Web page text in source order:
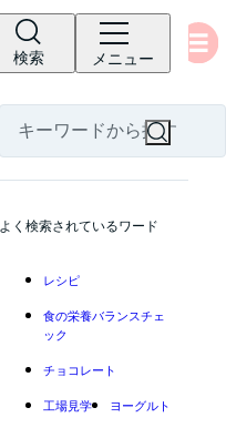
検索 メニュー
よく検索されているワード
レシピ
食の栄養バランスチェ
ック
チョコレート
工場見学 ヨーグルト